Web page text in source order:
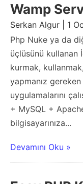
Wamp
Serkan Algur | 1
Php Nuke ya da
üçlüsünü kullanan
kurmak,
yapmanız gereken
uygulamalarını
+ MySQL +
bilgisayarınıza...
Devamını Oku »